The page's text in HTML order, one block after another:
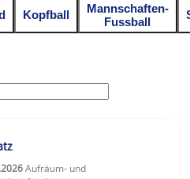
Kopfball
Mannschaften-
Fussball
Aufräum- und